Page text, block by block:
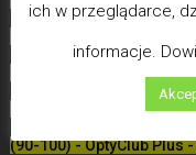
- Poziom Zdrowia
(90-100) - OptyClub Plus-
ich w przeglądarce,
informacje.